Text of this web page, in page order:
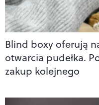
Blind boxy oferują
otwarcia pudełka.
zakup kolejnego